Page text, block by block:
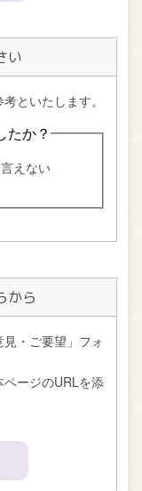
い
から
・ご要望」フォ
ージのURLを添